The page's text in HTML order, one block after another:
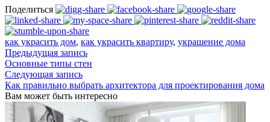
Поделиться
как украсить дом, как украсить квартиру, украшение дома
Предыдущая запись
Основные типы стен
Следующая запись
Как правильно выбрать архитектора для проектирования дома
Вам может быть интересно